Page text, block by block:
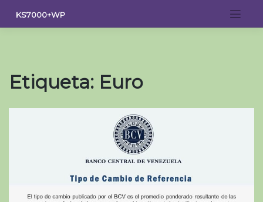
contenido
KS7000+WP
Etiqueta: Euro